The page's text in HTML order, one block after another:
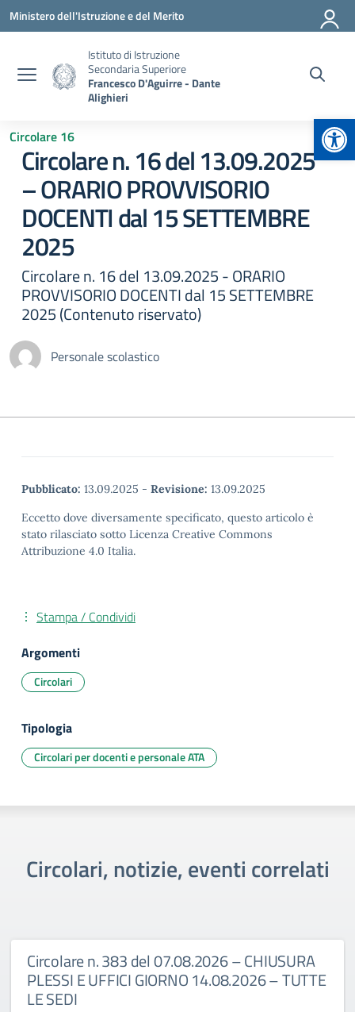
Vai ai contenuti
Vai al menu di navigazione
Vai al footer
Ministero dell'Istruzione e del Merito
Istituto di Istruzione
Secondaria Superiore
Francesco D'Aguirre - Dante
Alighieri
Circolare 16
Circolare n. 16 del 13.09.2025
– ORARIO PROVVISORIO
DOCENTI dal 15 SETTEMBRE
2025
Circolare n. 16 del 13.09.2025 - ORARIO
PROVVISORIO DOCENTI dal 15 SETTEMBRE
2025 (Contenuto riservato)
Personale scolastico
Pubblicato: 13.09.2025 - Revisione: 13.09.2025
Eccetto dove diversamente specificato, questo articolo è
stato rilasciato sotto Licenza Creative Commons
Attribuzione 4.0 Italia.
Stampa / Condividi
Argomenti
Circolari
Tipologia
Circolari per docenti e personale ATA
Circolari, notizie, eventi correlati
Circolare n. 383 del 07.08.2026 – CHIUSURA
PLESSI E UFFICI GIORNO 14.08.2026 – TUTTE
LE SEDI